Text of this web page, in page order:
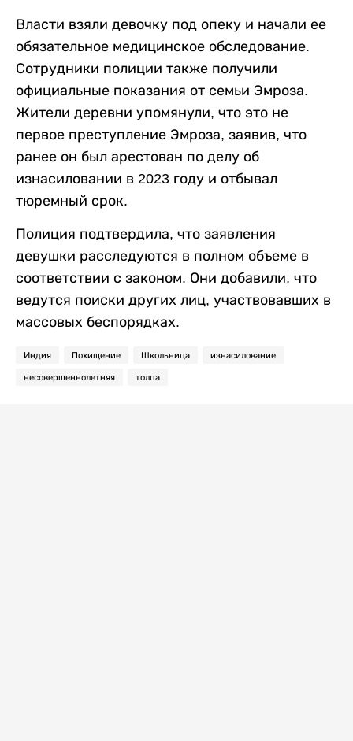
Власти взяли девочку под опеку и начали ее
обязательное медицинское обследование.
Сотрудники полиции также получили
официальные показания от семьи Эмроза.
Жители деревни упомянули, что это не
первое преступление Эмроза, заявив, что
ранее он был арестован по делу об
изнасиловании в 2023 году и отбывал
тюремный срок.
Полиция подтвердила, что заявления
девушки расследуются в полном объеме в
соответствии с законом. Они добавили, что
ведутся поиски других лиц, участвовавших в
массовых беспорядках.
Индия Похищение Школьница изнасилование
несовершеннолетняя толпа